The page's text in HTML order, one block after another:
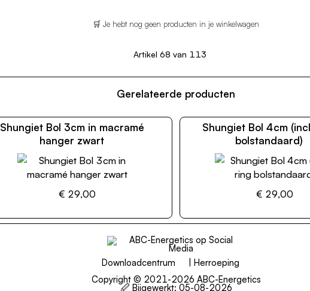
🛒 Je hebt nog geen producten in je winkelwagen
Artikel 68 van 113
Gerelateerde producten
Shungiet Bol 3cm in macramé
hanger zwart
€ 29,00
Shungiet Bol 4cm
bolstandaard)
€ 29,00
Downloadcentrum
Herroeping
Copyright © 2021-2026 ABC-Energetics
🖉 Bijgewerkt: 05-08-2026